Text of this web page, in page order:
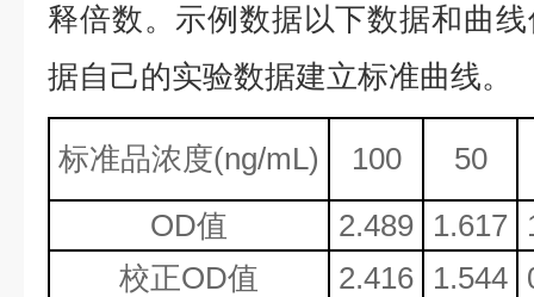
释倍数。示例数据以下数据和曲
据自己的实验数据建立标准曲线。
标准品浓度(ng/mL) 100
50
OD值
2.489 1.617
校正OD值 2.416 1.544